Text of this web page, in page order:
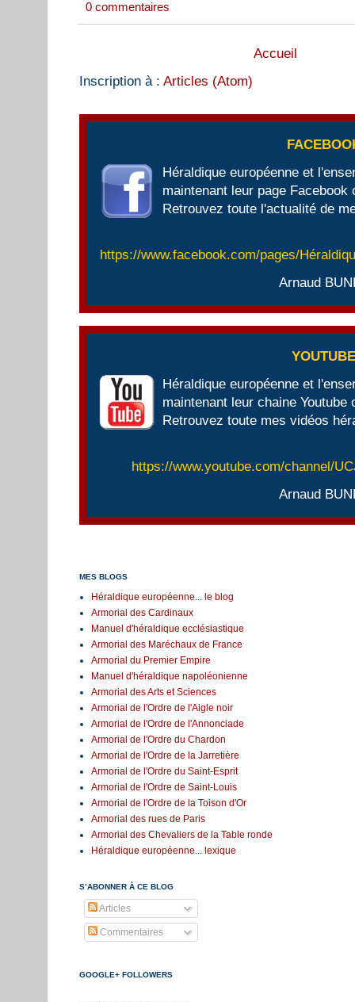
0 commentaires
Accueil
Inscription à : Articles (Atom)
Héraldique européenne et
maintenant leur page Facebook
Retrouvez toute l'actualité de
https://www.facebook.com/pages/
Arnaud
Héraldique européenne et
maintenant leur chaine Youtube
Retrouvez toute mes vidéos
https://www.youtube.com/channel/
Arnaud
MES BLOGS
Héraldique européenne... le blog
Armorial des Cardinaux
Manuel d'héraldique ecclésiastique
Armorial des Maréchaux de France
Armorial du Premier Empire
Manuel d'héraldique napoléonienne
Armorial des Arts et Sciences
Armorial de l'Ordre de l'Aigle noir
Armorial de l'Ordre de l'Annonciade
Armorial de l'Ordre du Chardon
Armorial de l'Ordre de la Jarretière
Armorial de l'Ordre du Saint-Esprit
Armorial de l'Ordre de Saint-Louis
Armorial de l'Ordre de la Toison d'Or
Armorial des rues de Paris
Armorial des Chevaliers de la Table ronde
Héraldique européenne... lexique
S’ABONNER À CE BLOG
Articles
Commentaires
GOOGLE+ FOLLOWERS